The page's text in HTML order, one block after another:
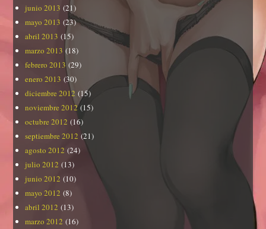
junio 2013 (21)
mayo 2013 (23)
abril 2013 (15)
marzo 2013 (18)
febrero 2013(29)
enero 2013 (30)
diciembre 2012 (15)
noviembre 2012(15)
octubre 2012 (16)
septiembre 2012 (21)
agosto 2012 (24)
julio 2012 (13)
junio 2012 (10)
mayo 2012 (8)
abril 2012 (13)
marzo 2012 (16)